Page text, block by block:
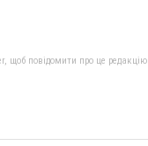
щоб повідомити про це редакцію